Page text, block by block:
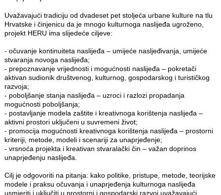
Uvažavajući tradiciju od dvadeset pet stoljeća urbane kulture na tlu
Hrvatske i činjenicu da je mnogo kulturnoga naslijeđa ugroženo,
projekt HERU ima slijedeće ciljeve:
- očuvanje kontinuiteta naslijeđa – umijeće nasljeđivanja, umije­će
stvaranja novoga naslijeđa;
- prepoznavanje vrijednosti i mogućnosti naslijeđa – pokretači
aktivan sudionik društvenog, kulturnog, gospodarskog i turisti­čkog
razvoja;
- poboljšanje stanja naslijeđa – uzroci i razlozi propadanja
mogućnosti poboljšanja;
- postavljanje modela zaštite i kreativnoga korištenja naslijeđa –
aktivni prostori uključeni u suvremeni život;
- promocija mogućnosti kreativnoga korištenja naslijeđa – prostorni
kriteriji, metode, modeli i scenariji za unaprjeđenje;
- vrsnoća projekta i kreativan stvaralački čin – važan doprinos
unaprjeđenju naslijeđa.
Cilj je odgovoriti na pitanja: kako politike, pristupe, metode, teorij­ske
modele i praksu očuvanja i unaprjeđenja kulturnoga naslijeđa
usmjeriti i uključiti u prostorni i gospodarski razvoj uvažavajući